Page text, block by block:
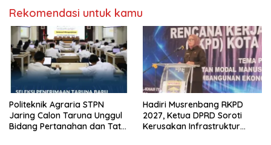
Rekomendasi untuk kamu
Politeknik Agraria STPN
Jaring Calon Taruna Unggul
Bidang Pertanahan dan Tata
Hadiri Musrenbang RKPD
2027, Ketua DPRD Soroti
Kerusakan Infrastruktur